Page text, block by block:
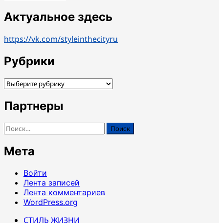
Актуальное здесь
https://vk.com/styleinthecityru
Рубрики
Рубрики
Партнеры
Найти:
Мета
Войти
Лента записей
Лента комментариев
WordPress.org
СТИЛЬ ЖИЗНИ